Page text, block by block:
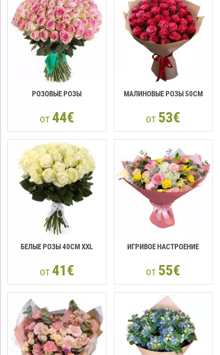
РОЗОВЫЕ РОЗЫ
от 44€
МАЛИНОВЫЕ РОЗЫ 50СМ
от 53€
БЕЛЫЕ РОЗЫ 40СМ XXL
от 41€
ИГРИВОЕ НАСТРОЕНИЕ
от 55€